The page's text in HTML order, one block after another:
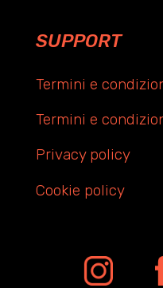
SUPPORT
Termini e
Termini e
Privacy policy
Cookie policy